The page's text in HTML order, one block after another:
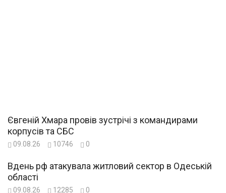
Євгеній Хмара провів зустрічі з командирами
корпусів та СБС
09.08.26 10746 0
Вдень рф атакувала житловий сектор в Одеській
області
09.08.26 12285 0